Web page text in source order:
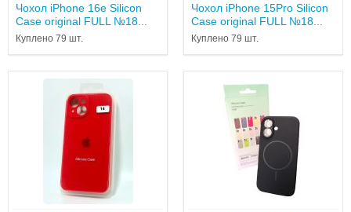
Чохол iPhone 16e Silicon
Case original FULL №18
Black...
Куплено 79 шт.
Чохол iPhone 15Pro Silicon
Case original FULL №18
black...
Куплено 79 шт.